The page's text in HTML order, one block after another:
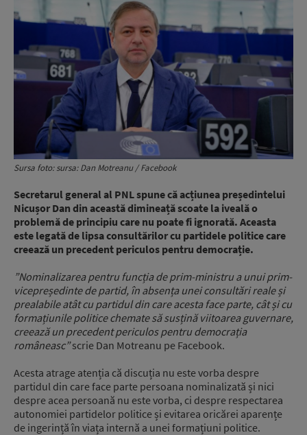
Sursa foto: sursa: Dan Motreanu / Facebook
Secretarul general al PNL spune că acțiunea președintelui
Nicușor Dan din această dimineață scoate la iveală o
problemă de principiu care nu poate fi ignorată. Aceasta
este legată de lipsa consultărilor cu partidele politice care
creează un precedent periculos pentru democrație.
”Nominalizarea pentru funcția de prim-ministru a unui prim-
vicepreședinte de partid, în absența unei consultări reale și
prealabile atât cu partidul din care acesta face parte, cât și cu
formațiunile politice chemate să susțină viitoarea guvernare,
creează un precedent periculos pentru democrația
româneasc”scrie Dan Motreanu pe Facebook.
Acesta atrage atenția că discuția nu este vorba despre
partidul din care face parte persoana nominalizată și nici
despre acea persoană nu este vorba, ci despre respectarea
autonomiei partidelor politice și evitarea oricărei aparențe
de ingerință în viața internă a unei formațiuni politice.